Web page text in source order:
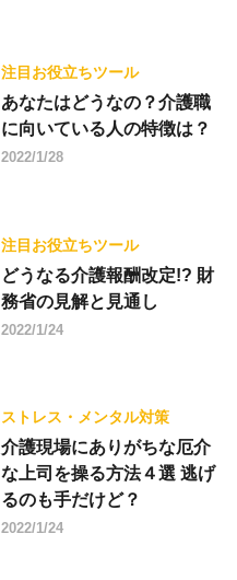
注目お役立ちツール
あなたはどうなの？介護職
に向いている人の特徴は？
2022/1/28
注目お役立ちツール
どうなる介護報酬改定!? 財
務省の見解と見通し
2022/1/24
ストレス・メンタル対策
介護現場にありがちな厄介
な上司を操る方法４選 逃げ
るのも手だけど？
2022/1/24